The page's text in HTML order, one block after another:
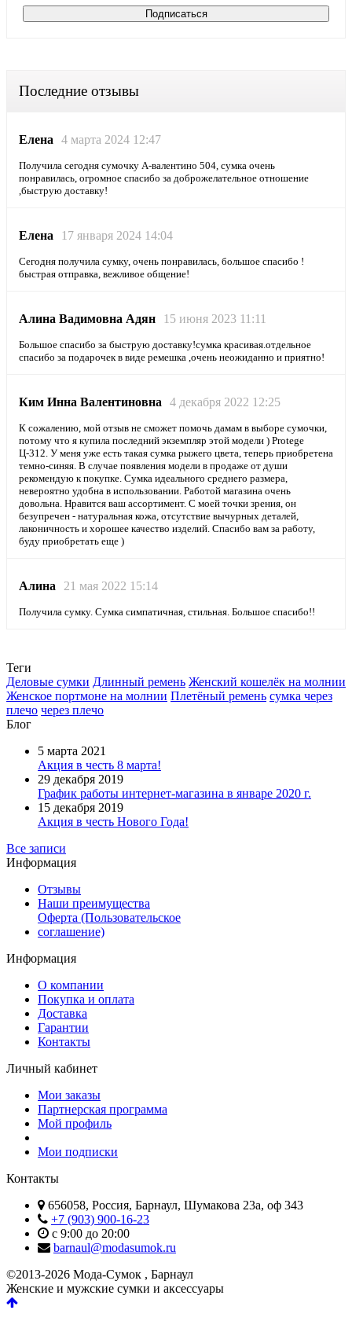
Последние отзывы
Елена 4 марта 2024 12:47
Получила сегодня сумочку А-валентино 504, сумка очень
понравилась, огромное спасибо за доброжелательное отношение
,быструю доставку!
Елена 17 января 2024 14:04
Сегодня получила сумку, очень понравилась, большое спасибо !
быстрая отправка, вежливое общение!
Алина Вадимовна Адян 15 июня 2023 11:11
Большое спасибо за быструю доставку!сумка красивая.отдельное
спасибо за подарочек в виде ремешка ,очень неожиданно и приятно!
Ким Инна Валентиновна 4 декабря 2022 12:25
К сожалению, мой отзыв не сможет помочь дамам в выборе сумочки,
потому что я купила последний экземпляр этой модели ) Protege
Ц-312. У меня уже есть такая сумка рыжего цвета, теперь приобретена
темно-синяя. В случае появления модели в продаже от души
рекомендую к покупке. Сумка идеального среднего размера,
невероятно удобна в использовании. Работой магазина очень
довольна. Нравится ваш ассортимент. С моей точки зрения, он
безупречен - натуральная кожа, отсутствие вычурных деталей,
лаконичность и хорошее качество изделий. Спасибо вам за работу,
буду приобретать еще )
Алина 21 мая 2022 15:14
Получила сумку. Сумка симпатичная, стильная. Большое спасибо!!
Теги
Деловые сумки Длинный ремень Женский кошелёк на молнии
Женское портмоне на молнии Плетёный ремень сумка через
плечо через плечо
Блог
5 марта 2021
Акция в честь 8 марта!
29 декабря 2019
График работы интернет-магазина в январе 2020 г.
15 декабря 2019
Акция в честь Нового Года!
Все записи
Информация
Отзывы
Наши преимущества
Оферта (Пользовательское
соглашение)
Информация
О компании
Покупка и оплата
Доставка
Гарантии
Контакты
Личный кабинет
Мои заказы
Партнерская программа
Мой профиль
Мои подписки
Контакты
656058, Россия, Барнаул, Шумакова 23а, оф 343
+7 (903) 900-16-23
с 9:00 до 20:00
barnaul@modasumok.ru
©2013-2026 Мода-Сумок , Барнаул
Женские и мужские сумки и аксессуары